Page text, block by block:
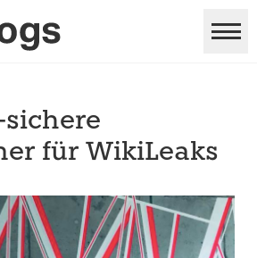
sichere
für WikiLeaks